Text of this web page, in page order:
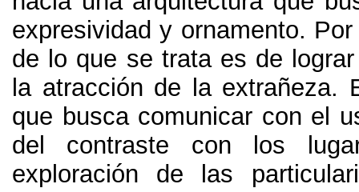
expresividad y ornamento.
de lo que se trata es de
la atracción de la extrañeza.
que busca comunicar con el
del contraste con los
exploración de las